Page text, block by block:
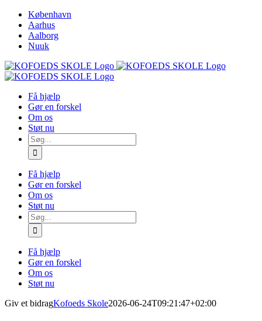
Skip
content
København
Aarhus
Aalborg
Nuuk
Få hjælp
Gør en forskel
Om os
Støt nu
Søg
efter:
Få hjælp
Gør en forskel
Om os
Støt nu
Søg
efter:
Få hjælp
Gør en forskel
Om os
Støt nu
Giv et bidragKofoeds Skole2026-06-24T09:21:47+02:00